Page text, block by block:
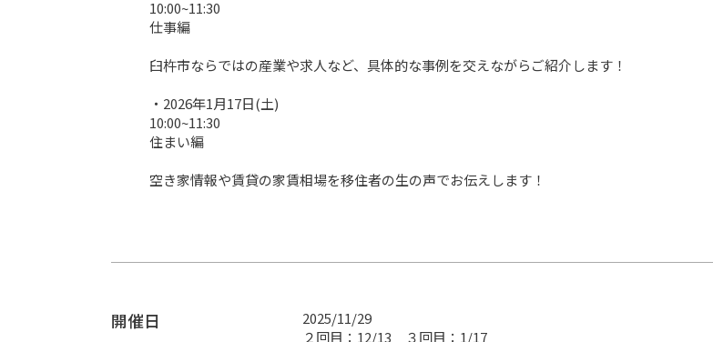
10:00~11:30
仕事編
臼杵市ならではの産業や求人など、具体的な事例を交えながらご紹介します！
・2026年1月17日(土)
10:00~11:30
住まい編
空き家情報や賃貸の家賃相場を移住者の生の声でお伝えします！
開催日
2025/11/29
２回目：12/13　３回目：1/17